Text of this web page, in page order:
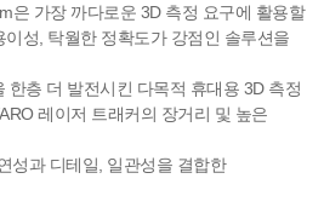
은 가장 까다로운 3D 측정 요구에 활용할
성, 탁월한 정확도가 강점인 솔루션을
한층 더 발전시킨 다목적 휴대용 3D 측정
레이저 트래커의 장거리 및 높은
성과 디테일, 일관성을 결합한